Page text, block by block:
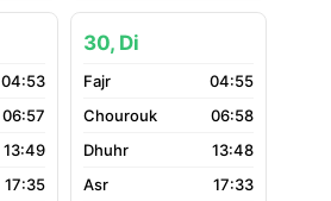
04:53
06:57
13:49
17:35
30, Di
04:55
06:58
13:48
17:33